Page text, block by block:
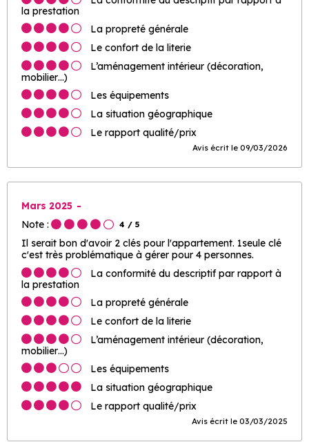
la prestation
La propreté générale
Le confort de la literie
L’aménagement intérieur (décoration,
mobilier…)
Les équipements
La situation géographique
Le rapport qualité/prix
Avis écrit le 09/03/2026
Mars 2025
Note :
4 / 5
Il serait bon d'avoir 2 clés pour l'appartement. 1seule clé
c'est très problématique à gérer pour 4 personnes.
La conformité du descriptif par rapport à
la prestation
La propreté générale
Le confort de la literie
L’aménagement intérieur (décoration,
mobilier…)
Les équipements
La situation géographique
Le rapport qualité/prix
Avis écrit le 03/03/2025